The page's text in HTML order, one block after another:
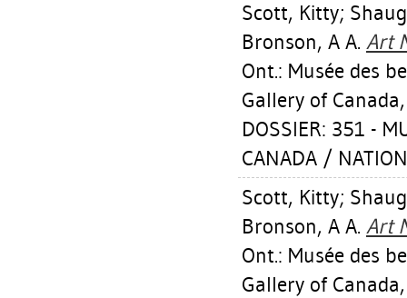
Scott, Kitty;
Bronson, A A. Art
Ont.: Musée des
Gallery of
DOSSIER: 351 -
CANADA /
Scott, Kitty;
Bronson, A A. Art
Ont.: Musée des
Gallery of